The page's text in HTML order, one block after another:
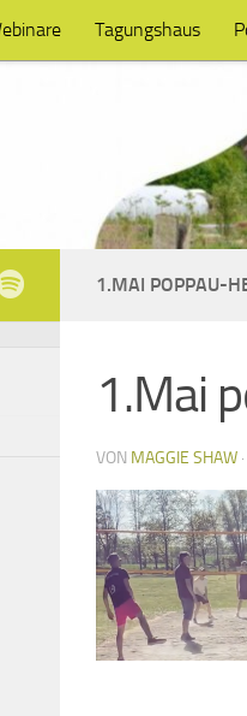
Tagungshaus
1.MAI POPPAU-
1.Mai
VON MAGGIE SHAW ·